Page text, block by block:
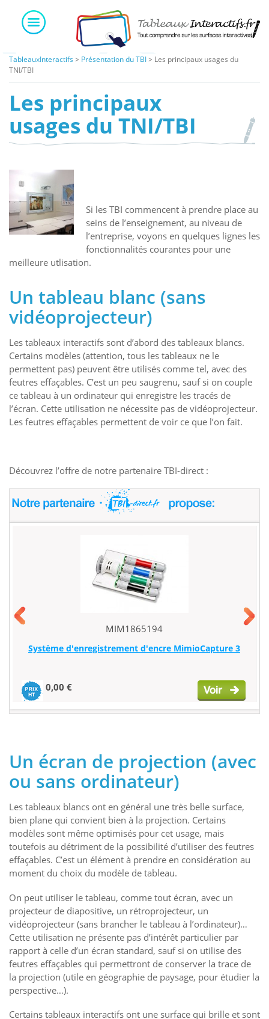
content
TableauxInteractifs > Présentation du TBI> Les principaux usages du
TNI/TBI
Les principaux
usages du TNI/TBI
Si les TBI commencent à prendre place au
seins de l’enseignement, au niveau de
l’entreprise, voyons en quelques lignes les
fonctionnalités courantes pour une
meilleure utlisation.
Un tableau blanc (sans
vidéoprojecteur)
Les tableaux interactifs sont d’abord des tableaux blancs.
Certains modèles (attention, tous les tableaux ne le
permettent pas) peuvent être utilisés comme tel, avec des
feutres effaçables. C’est un peu saugrenu, sauf si on couple
ce tableau à un ordinateur qui enregistre les tracés de
l’écran. Cette utilisation ne nécessite pas de vidéoprojecteur.
Les feutres effaçables permettent de voir ce que l’on fait.
Découvrez l’offre de notre partenaire TBI-direct :
MIM1865194
Système d'enregistrement d'encre MimioCapture 3
0,00 €
Un écran de projection (avec
ou sans ordinateur)
Les tableaux blancs ont en général une très belle surface,
bien plane qui convient bien à la projection. Certains
modèles sont même optimisés pour cet usage, mais
toutefois au détriment de la possibilité d’utiliser des feutres
effaçables. C’est un élément à prendre en considération au
moment du choix du modèle de tableau.
On peut utiliser le tableau, comme tout écran, avec un
projecteur de diapositive, un rétroprojecteur, un
vidéoprojecteur (sans brancher le tableau à l’ordinateur)…
Cette utilisation ne présente pas d’intérêt particulier par
rapport à celle d’un écran standard, sauf si on utilise des
feutres effaçables qui permettront de conserver la trace de
la projection (utile en géographie de paysage, pour étudier la
perspective…).
Certains tableaux interactifs ont une surface qui brille et sont